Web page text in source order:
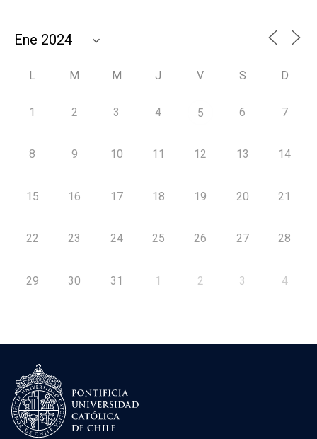
L M M J V S D
1 2 3 4 5 6 7
8 9 10 11 12 13 14
15 16 17 18 19 20 21
22 23 24 25 26 27 28
29 30 31 1 2 3 4